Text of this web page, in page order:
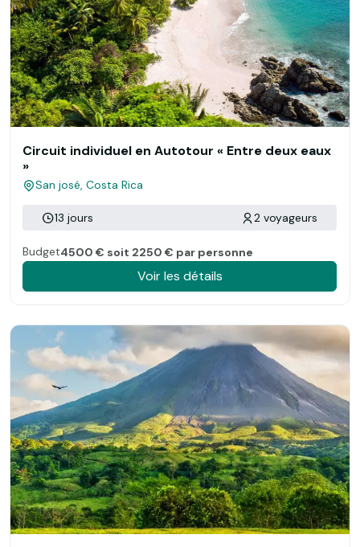
Circuit individuel en Autotour « Entre deux eaux
»
San josé, Costa Rica
13 jours 2 voyageurs
Budget4500 € soit 2250 € par personne
Voir les détails